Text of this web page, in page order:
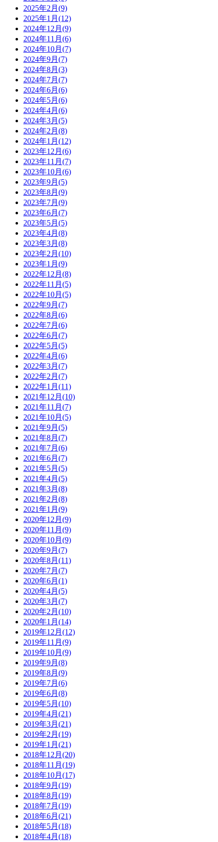
2025年2月(9)
2025年1月(12)
2024年12月(9)
2024年11月(6)
2024年10月(7)
2024年9月(7)
2024年8月(3)
2024年7月(7)
2024年6月(6)
2024年5月(6)
2024年4月(6)
2024年3月(5)
2024年2月(8)
2024年1月(12)
2023年12月(6)
2023年11月(7)
2023年10月(6)
2023年9月(5)
2023年8月(9)
2023年7月(9)
2023年6月(7)
2023年5月(5)
2023年4月(8)
2023年3月(8)
2023年2月(10)
2023年1月(9)
2022年12月(8)
2022年11月(5)
2022年10月(5)
2022年9月(7)
2022年8月(6)
2022年7月(6)
2022年6月(7)
2022年5月(5)
2022年4月(6)
2022年3月(7)
2022年2月(7)
2022年1月(11)
2021年12月(10)
2021年11月(7)
2021年10月(5)
2021年9月(5)
2021年8月(7)
2021年7月(6)
2021年6月(7)
2021年5月(5)
2021年4月(5)
2021年3月(8)
2021年2月(8)
2021年1月(9)
2020年12月(9)
2020年11月(9)
2020年10月(9)
2020年9月(7)
2020年8月(11)
2020年7月(7)
2020年6月(1)
2020年4月(5)
2020年3月(7)
2020年2月(10)
2020年1月(14)
2019年12月(12)
2019年11月(9)
2019年10月(9)
2019年9月(8)
2019年8月(9)
2019年7月(6)
2019年6月(8)
2019年5月(10)
2019年4月(21)
2019年3月(21)
2019年2月(19)
2019年1月(21)
2018年12月(20)
2018年11月(19)
2018年10月(17)
2018年9月(19)
2018年8月(19)
2018年7月(19)
2018年6月(21)
2018年5月(18)
2018年4月(18)